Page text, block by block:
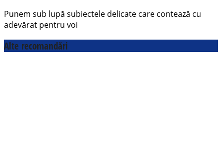
Punem sub lupă subiectele delicate care contează cu
adevărat pentru voi
Alte recomandări